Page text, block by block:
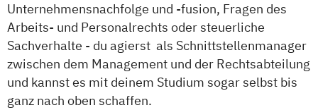
Unternehmensnachfolge und -fusion, Fragen des
Arbeits- und Personalrechts oder steuerliche
Sachverhalte - du agierst als Schnittstellenmanager
zwischen dem Management und der Rechtsabteilung
und kannst es mit deinem Studium sogar selbst bis
ganz nach oben schaffen.